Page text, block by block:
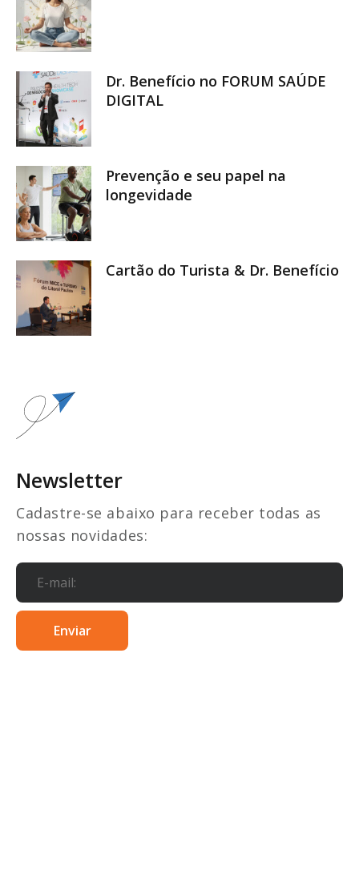
Dr. Benefício no FORUM SAÚDE
DIGITAL
Prevenção e seu papel na
longevidade
Cartão do Turista & Dr. Benefício
Newsletter
Cadastre-se abaixo para receber todas as
nossas novidades: